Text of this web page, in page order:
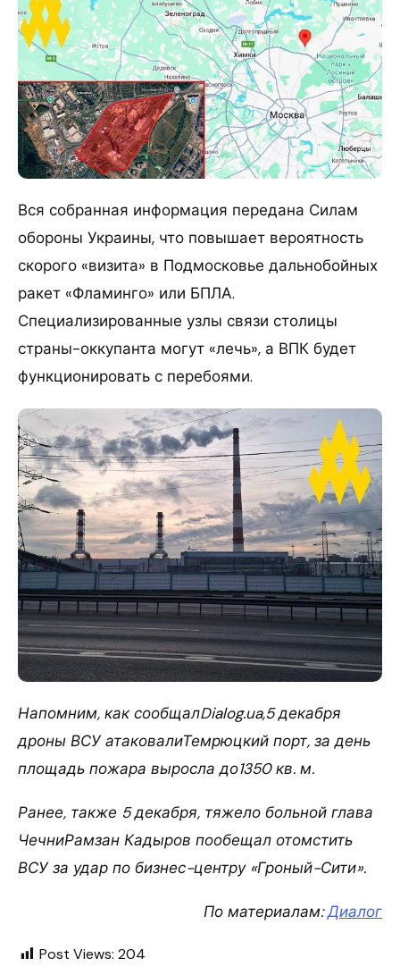
Вся собранная информация передана Силам
обороны Украины, что повышает вероятность
скорого «визита» в Подмосковье дальнобойных
ракет «Фламинго» или БПЛА.
Специализированные узлы связи столицы
страны-оккупанта могут «лечь», а ВПК будет
функционировать с перебоями.
Напомним, как сообщалDialog.ua,5 декабря
дроны ВСУ атаковалиТемрюцкий порт, за день
площадь пожара выросла до1350 кв. м.
Ранее, также 5 декабря, тяжело больной глава
ЧечниРамзан Кадыров пообещал отомстить
ВСУ за удар по бизнес-центру «Гроный-Сити».
По материалам:Диалог
Post Views: 204